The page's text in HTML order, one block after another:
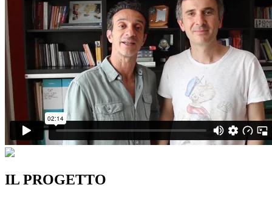
IL PROGETTO